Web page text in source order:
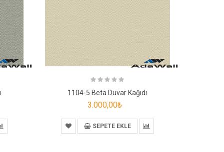
1104-5 Beta Duvar Kağıdı
3.000,00₺
SEPETE EKLE